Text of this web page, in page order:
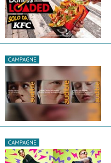
CAMPAGNE
CAMPAGNE